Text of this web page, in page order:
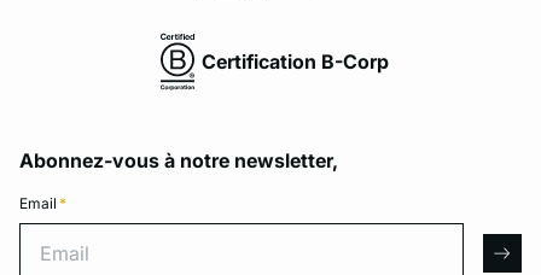
Certification B-Corp
Abonnez-vous à notre newsletter,
Email *